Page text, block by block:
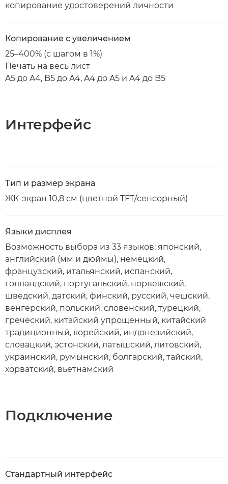
копирование удостоверений личности
Копирование с увеличением
25–400% (с шагом в 1%)
Печать на весь лист
A5 до A4, B5 до A4, A4 до A5 и A4 до B5
Интерфейс
Тип и размер экрана
ЖК-экран 10,8 см (цветной TFT/сенсорный)
Языки дисплея
Возможность выбора из 33 языков: японский,
английский (мм и дюймы), немецкий,
французский, итальянский, испанский,
голландский, португальский, норвежский,
шведский, датский, финский, русский, чешский,
венгерский, польский, словенский, турецкий,
греческий, китайский упрощенный, китайский
традиционный, корейский, индонезийский,
словацкий, эстонский, латышский, литовский,
украинский, румынский, болгарский, тайский,
хорватский, вьетнамский
Подключение
Стандартный интерфейс